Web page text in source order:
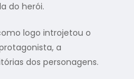
do herói.
logo introjetou o
a
dos personagens.